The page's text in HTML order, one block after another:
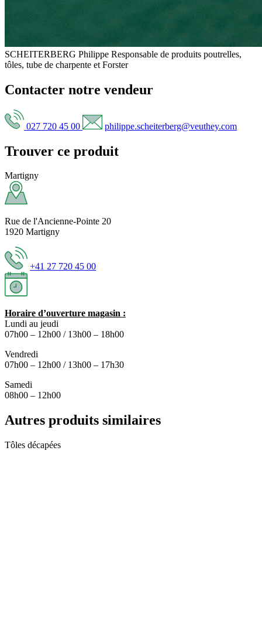
SCHEITERBERG Philippe Responsable de produits poutrelles,
tôles, tube de charpente et Forster
Contacter notre vendeur
027 720 45 00 philippe.scheiterberg@veuthey.com
Trouver ce produit
Martigny
Rue de l'Ancienne-Pointe 20
1920 Martigny
+41 27 720 45 00
Horaire d’ouverture magasin :
Lundi au jeudi
07h00 – 12h00 / 13h00 – 18h00
Vendredi
07h00 – 12h00 / 13h00 – 17h30
Samedi
08h00 – 12h00
Autres produits similaires
Tôles décapées